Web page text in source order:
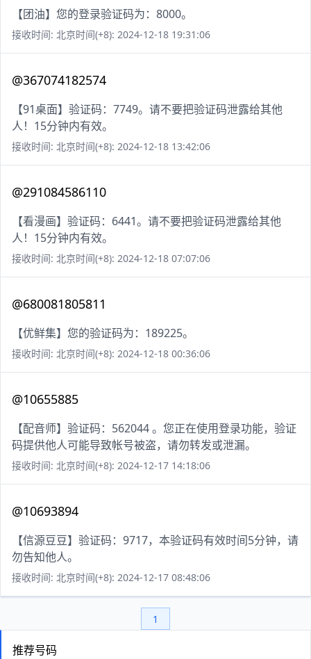
【团油】您的登录验证码为：8000。
接收时间: 北京时间(+8): 2024-12-18 19:31:06
@367074182574
【91桌面】验证码：7749。请不要把验证码泄露给其他
人！15分钟内有效。
接收时间: 北京时间(+8): 2024-12-18 13:42:06
@291084586110
【看漫画】验证码：6441。请不要把验证码泄露给其他
人！15分钟内有效。
接收时间: 北京时间(+8): 2024-12-18 07:07:06
@680081805811
【优鲜集】您的验证码为：189225。
接收时间: 北京时间(+8): 2024-12-18 00:36:06
@10655885
【配音师】验证码：562044 。您正在使用登录功能，验证
码提供他人可能导致帐号被盗，请勿转发或泄漏。
接收时间: 北京时间(+8): 2024-12-17 14:18:06
@10693894
【信源豆豆】验证码：9717，本验证码有效时间5分钟，请
勿告知他人。
接收时间: 北京时间(+8): 2024-12-17 08:48:06
1
推荐号码